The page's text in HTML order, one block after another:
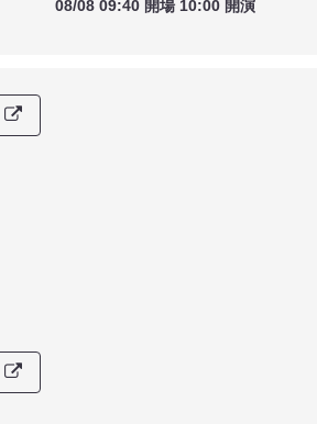
08/08 09:40 開場 10:00 開演